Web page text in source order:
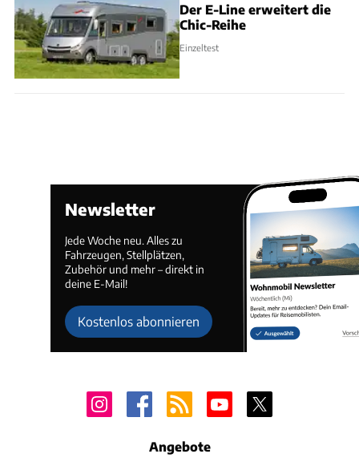
Der E-Line erweitert die
Chic-Reihe
Einzeltest
Newsletter
Jede Woche neu. Alles zu
Fahrzeugen, Stellplätzen,
Zubehör und mehr – direkt in
deine E-Mail!
Kostenlos abonnieren
Angebote